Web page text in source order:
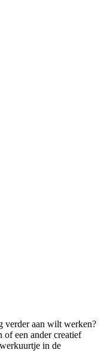
verder aan wilt werken?
of een ander creatief
in de